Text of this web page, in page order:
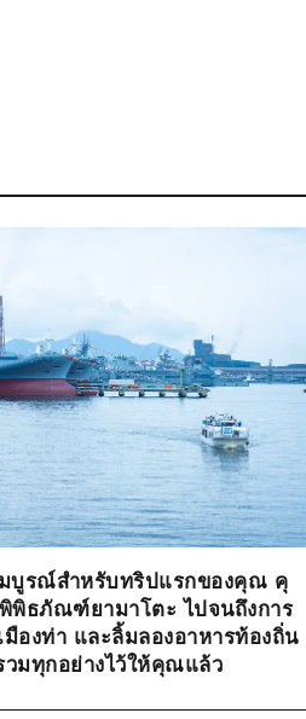
บูรณ์สำหรับทริปแรกของคุณ คุ
พิธภัณฑ์ยามาโตะ ไปจนถึงการ
มืองท่า และลิ้มลองอาหารท้องถิ่น
วมทุกอย่างไว้ให้คุณแล้ว